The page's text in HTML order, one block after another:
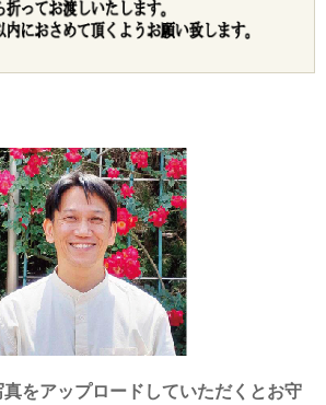
をアップロードしていただくとお守